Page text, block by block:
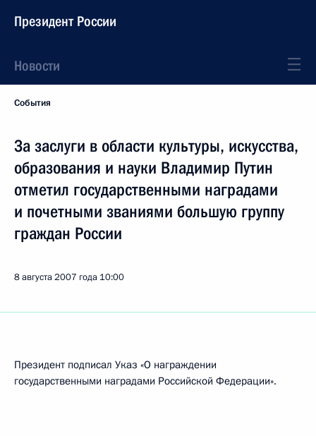
Президент России
Новости
События
За заслуги в области культуры, искусства,
образования и науки Владимир Путин
отметил государственными наградами
и почетными званиями большую группу
граждан России
8 августа 2007 года 10:00
Президент подписал Указ «О награждении
государственными наградами Российской Федерации».